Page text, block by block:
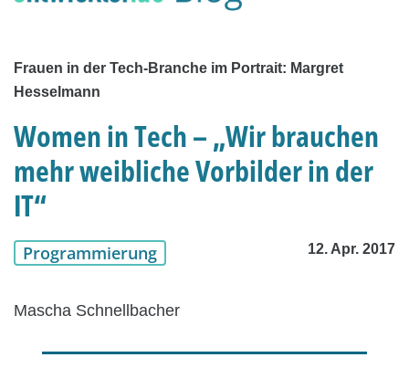
Frauen in der Tech-Branche im Portrait: Margret
Hesselmann
Women in Tech – „Wir brauchen
mehr weibliche Vorbilder in der
IT“
Programmierung 12. Apr. 2017
Mascha Schnellbacher